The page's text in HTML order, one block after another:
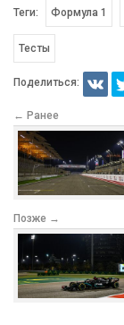
Теги: Формула 1
Тесты
Поделиться:
← Ранее
Позже →